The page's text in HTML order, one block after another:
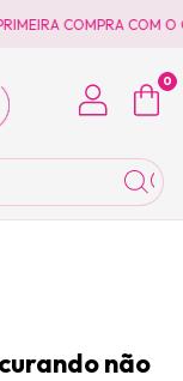
COMPRA COM O
0
não